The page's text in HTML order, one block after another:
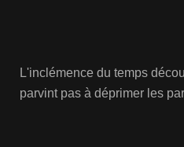
L'inclémence du temps
parvint pas à déprimer les